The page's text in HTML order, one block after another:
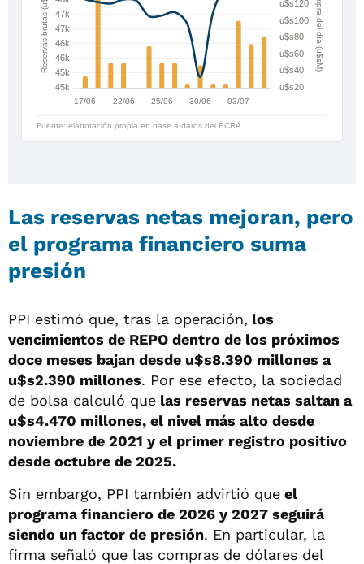
Las reservas netas mejoran, pero
el programa financiero suma
presión
PPI estimó que, tras la operación, los
vencimientos de REPO dentro de los próximos
doce meses bajan desde u$s8.390 millones a
u$s2.390 millones. Por ese efecto, la sociedad
de bolsa calculó que las reservas netas saltan a
u$s4.470 millones, el nivel más alto desde
noviembre de 2021 y el primer registro positivo
desde octubre de 2025.
Sin embargo, PPI también advirtió que el
programa financiero de 2026 y 2027 seguirá
siendo un factor de presión. En particular, la
firma señaló que las compras de dólares del